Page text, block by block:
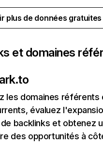
plus de données
et domaines
les domaines référents
évaluez
backlinks et obtenez
des opportunités à